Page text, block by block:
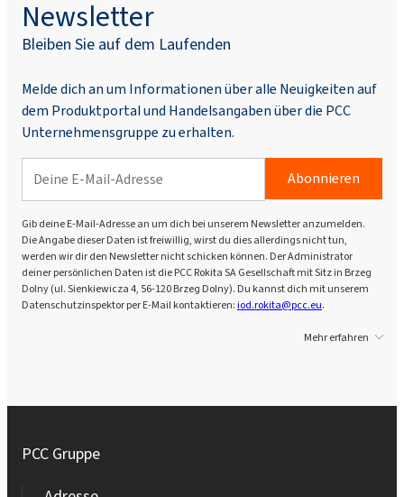
Newsletter
Bleiben Sie auf dem Laufenden
Melde dich an um Informationen über alle Neuigkeiten auf
dem Produktportal und Handelsangaben über die PCC
Unternehmensgruppe zu erhalten.
Abonnieren
Gib deine E-Mail-Adresse an um dich bei unserem Newsletter anzumelden.
Die Angabe dieser Daten ist freiwillig, wirst du dies allerdings nicht tun,
werden wir dir den Newsletter nicht schicken können. Der Administrator
deiner persönlichen Daten ist die PCC Rokita SA Gesellschaft mit Sitz in Brzeg
Dolny (ul. Sienkiewicza 4, 56-120 Brzeg Dolny). Du kannst dich mit unserem
Datenschutzinspektor per E-Mail kontaktieren:iod.rokita@pcc.eu.
Mehr erfahren
PCC Gruppe